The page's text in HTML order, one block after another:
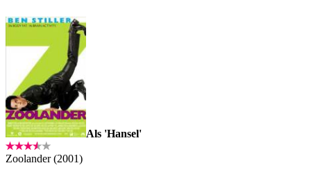
Als 'Hansel'
Zoolander (2001)